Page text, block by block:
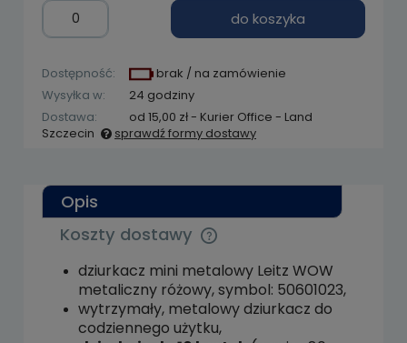
do koszyka
Dostępność:
brak / na zamówienie
Wysyłka w:
24 godziny
Dostawa:
od 15,00 zł- Kurier Office - Land
Szczecin
sprawdź formy dostawy
Opis
Koszty dostawy
Cena nie zawiera ewentualnych kosztów
płatności
dziurkacz mini metalowy Leitz WOW
metaliczny różowy, symbol: 50601023,
wytrzymały, metalowy dziurkacz do
codziennego użytku,